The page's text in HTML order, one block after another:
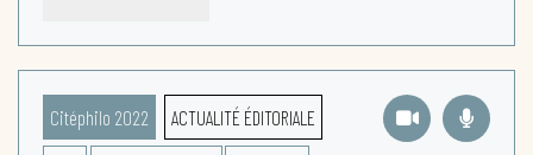
Citéphilo 2022 ACTUALITÉ ÉDITORIALE